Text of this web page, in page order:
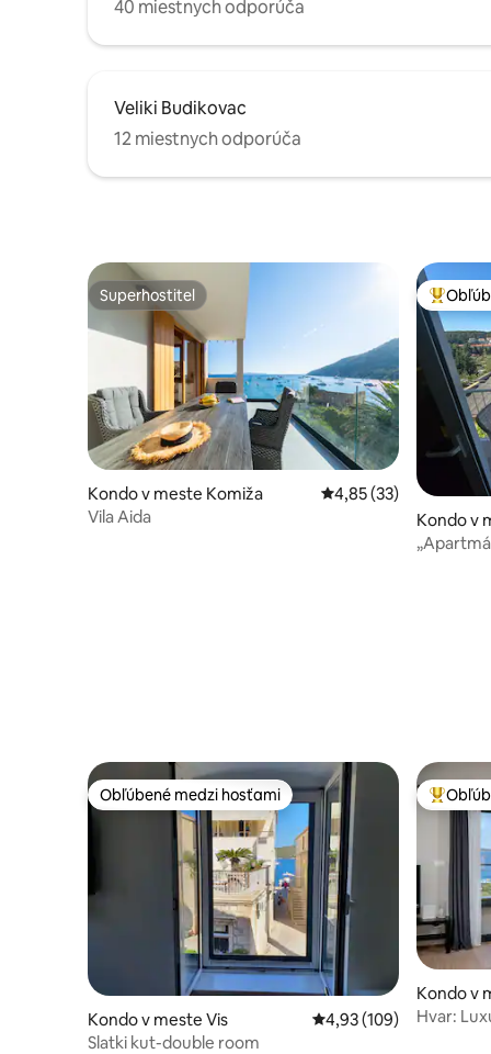
40 miestnych odporúča
Veliki Budikovac
12 miestnych odporúča
Superhostiteľ
Superhostiteľ
Kondo v meste Komiža Priemerné
4,85 (33)
Vila Aida
Kondo v
Obľúbené medzi hosťami
Obľúbené medzi hosťami
Kondo v meste Vis Priemerné
4,93 (109)
Slatki kut-double room
Kondo v
Hvar: